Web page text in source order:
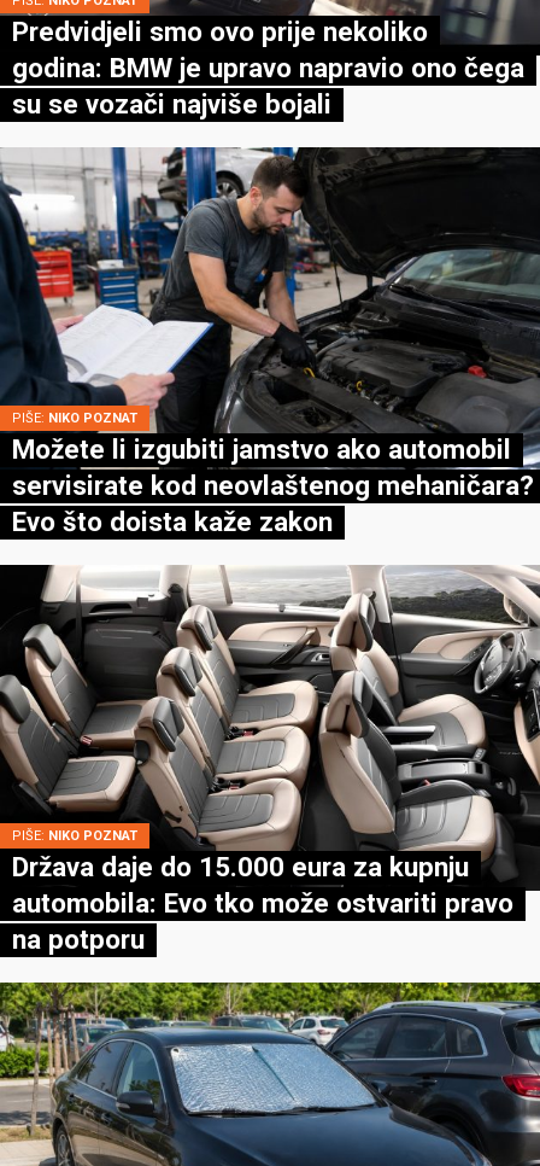
Predvidjeli smo ovo prije nekoliko
godina: BMW je upravo napravio ono čega
su se vozači najviše bojali
PIŠE: NIKO POZNAT
Možete li izgubiti jamstvo ako automobil
servisirate kod neovlaštenog mehaničara?
Evo što doista kaže zakon
PIŠE: NIKO POZNAT
Država daje do 15.000 eura za kupnju
automobila: Evo tko može ostvariti pravo
na potporu